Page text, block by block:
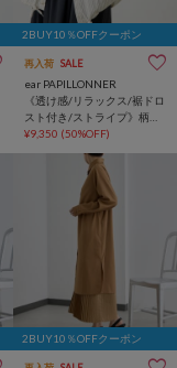
2BUY10％OFFクーポン
再入荷 SALE
ear PAPILLONNER
《透け感/リラックス/裾ドロ
スト付き/ストライプ》柄切
り替えシャツ【SUM1
¥9,350 (50%OFF)
2BUY10％OFFクーポン